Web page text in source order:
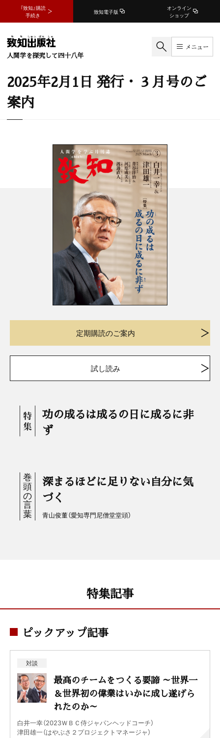
『致知』購読
手続き
致知電子版
オンライン
ショップ
人間学を探究して四十八年
メニュー
2025年2月1日 発行・ 3 月号のご
案内
定期購読のご案内
試し読み
功の成るは成るの日に成るに非
ず
深まるほどに足りない自分に気
づく
青山俊董（愛知専門尼僧堂堂頭）
特集記事
ピックアップ記事
対談
最高のチームをつくる要諦 ～世界一
＆世界初の偉業はいかに成し遂げら
れたのか～
白井一幸（2023ＷＢＣ侍ジャパンヘッドコーチ）
津田雄一（はやぶさ２プロジェクトマネージャ）